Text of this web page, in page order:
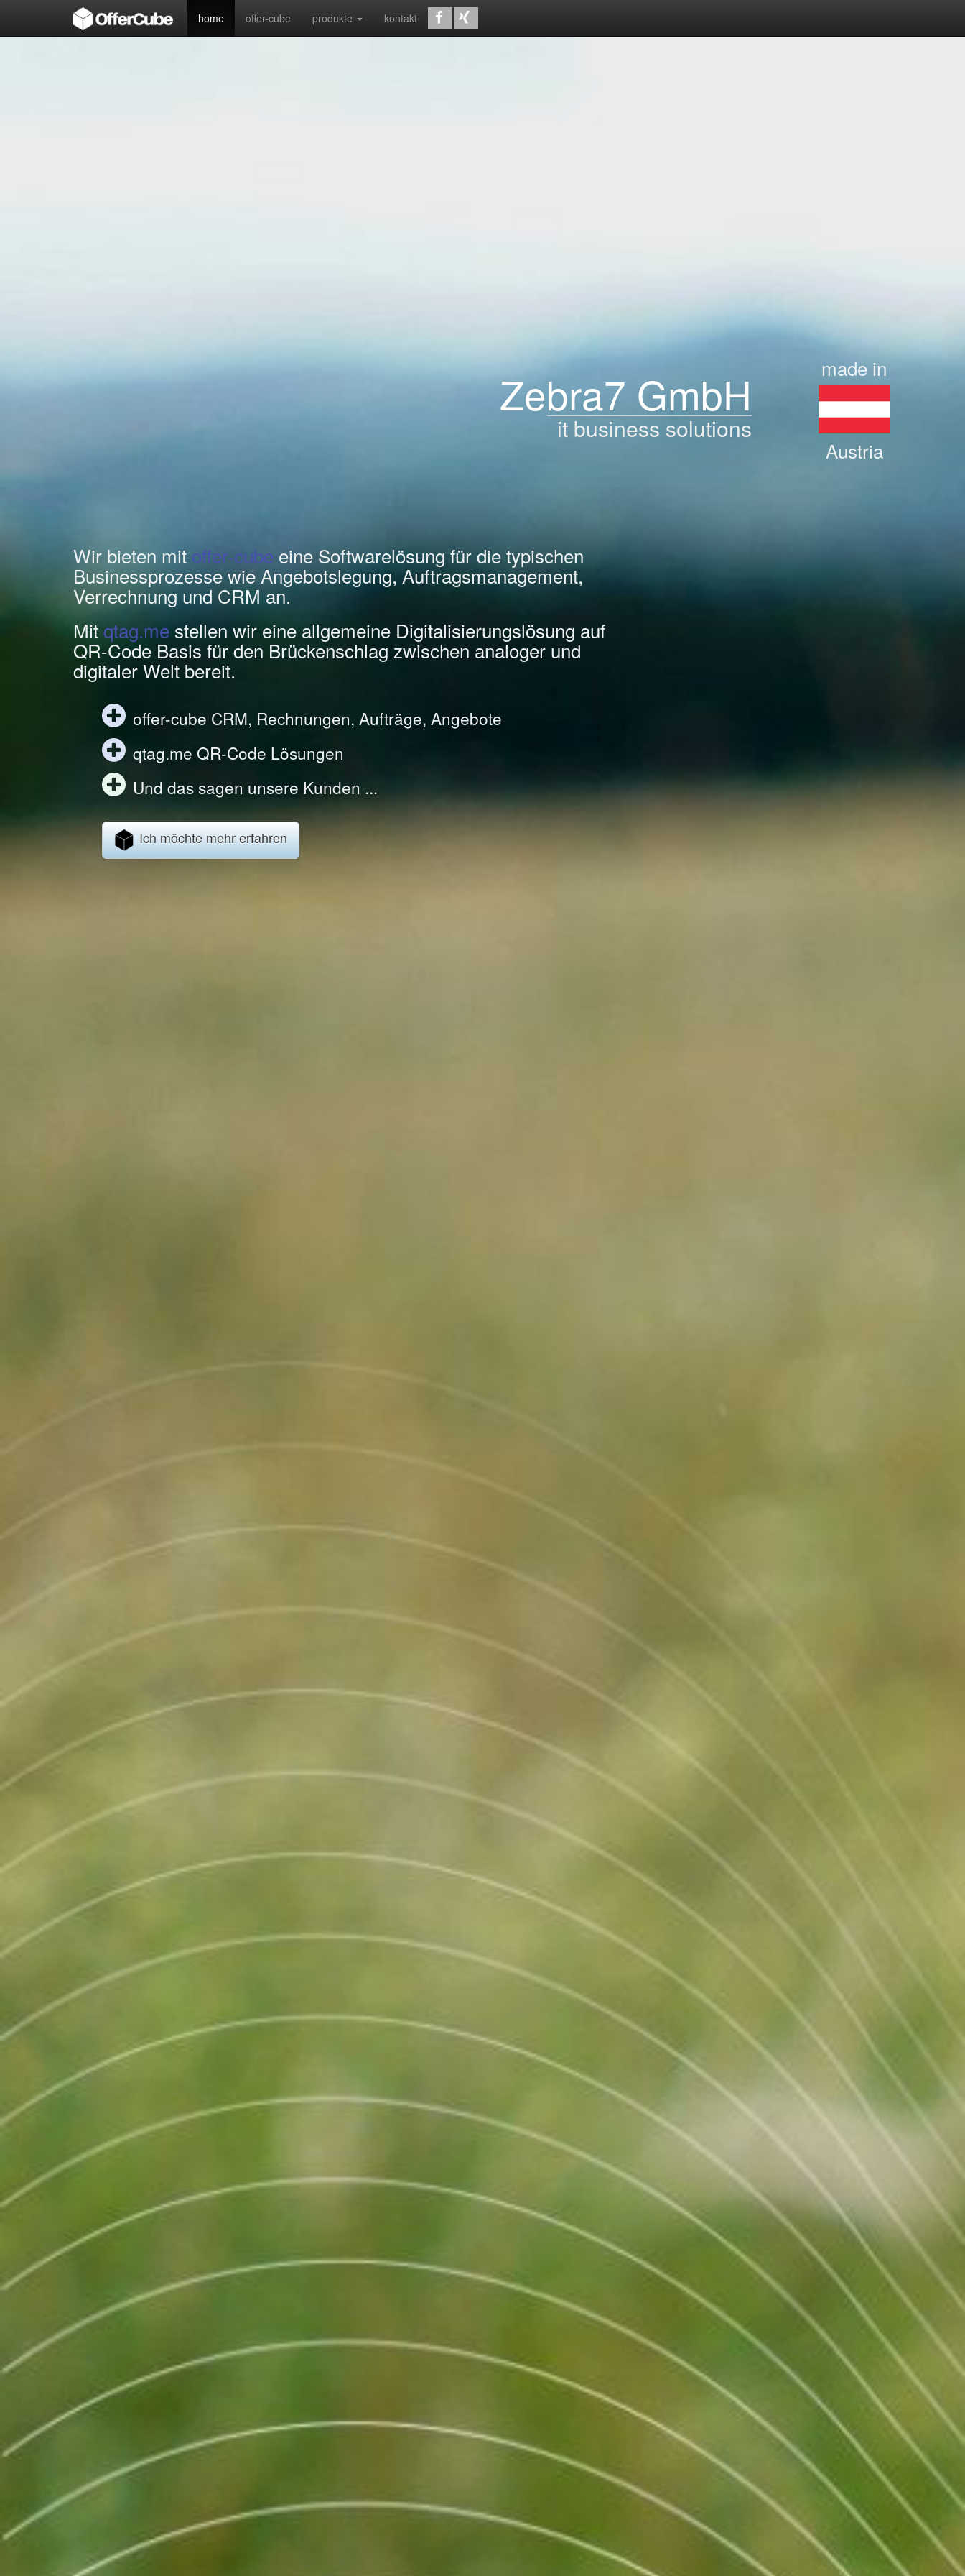
home offer-cube produkte kontakt
Zebra7 GmbH
it business solutions
made in
Austria
Wir bieten mit offer-cube eine Softwarelösung für die typischen
Businessprozesse wie Angebotslegung, Auftragsmanagement,
Verrechnung und CRM an.
Mitqtag.me stellen wir eine allgemeine Digitalisierungslösung auf
QR-Code Basis für den Brückenschlag zwischen analoger und
digitaler Welt bereit.
offer-cube CRM, Rechnungen, Aufträge, Angebote
qtag.me QR-Code Lösungen
Und das sagen unsere Kunden ...
Ich möchte mehr erfahren